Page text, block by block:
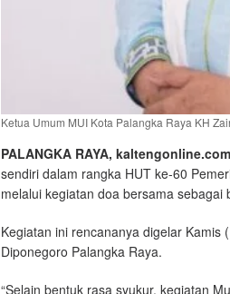
Ketua Umum MUI Kota Palangka Raya KH
PALANGKA RAYA, kaltengonline.com
sendiri dalam rangka HUT ke-60
melalui kegiatan doa bersama sebagai
Kegiatan ini rencananya digelar Kamis
Diponegoro Palangka Raya.
“Selain bentuk rasa syukur, kegiatan